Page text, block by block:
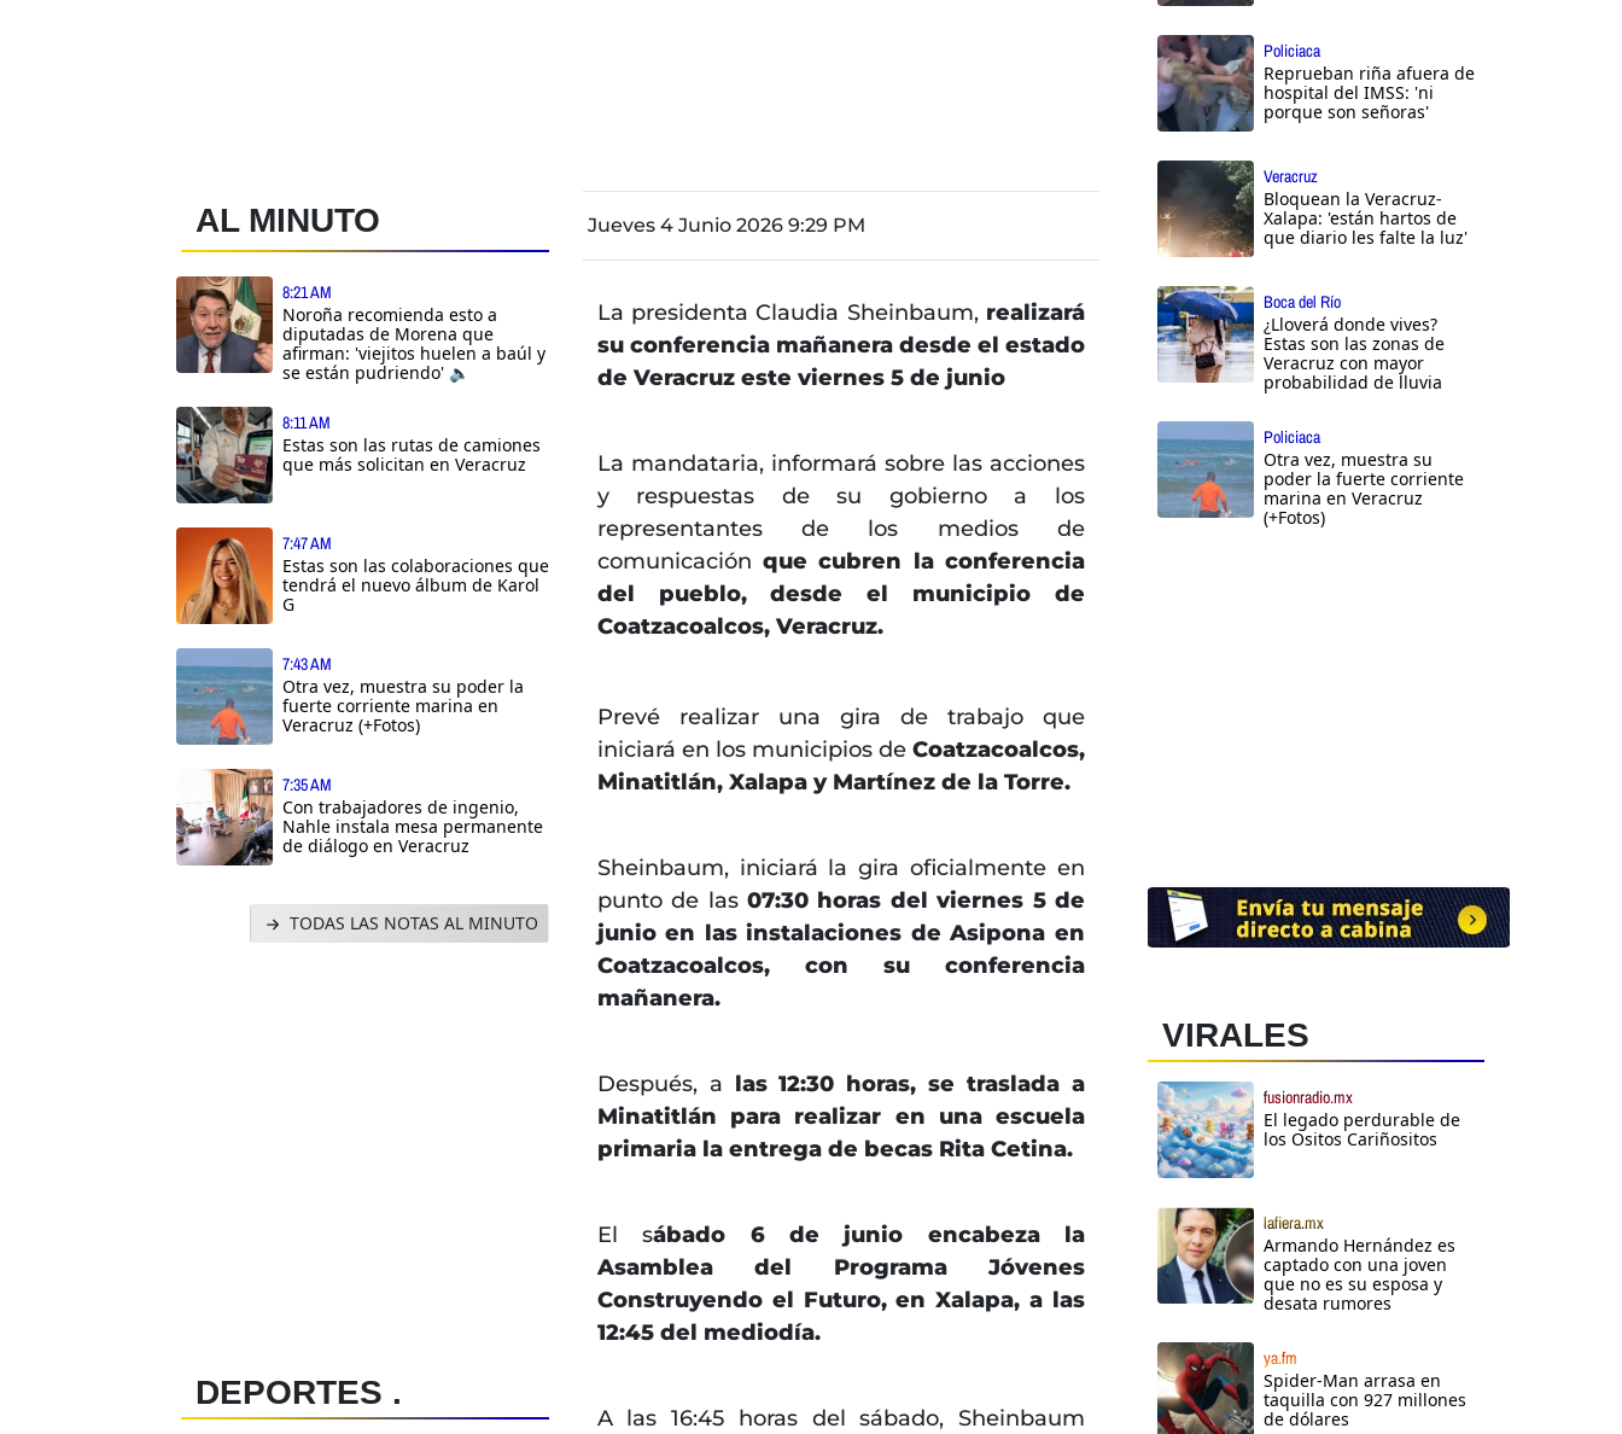
AL MINUTO
8:21 AM
Noroña recomienda esto a
diputadas de Morena que
afirman: 'viejitos huelen a baúl y
se están pudriendo' 🔈
8:11 AM
Estas son las rutas de camiones
que más solicitan en Veracruz
7:47 AM
Estas son las colaboraciones que
tendrá el nuevo álbum de Karol
G
7:43 AM
Otra vez, muestra su poder la
fuerte corriente marina en
Veracruz (+Fotos)
7:35 AM
Con trabajadores de ingenio,
Nahle instala mesa permanente
de diálogo en Veracruz
TODAS LAS NOTAS AL MINUTO
DEPORTES .
Jueves 4 Junio 2026 9:29 PM
La presidenta Claudia Sheinbaum, realizará
su conferencia mañanera desde el estado
de Veracruz este viernes 5 de junio
La mandataria, informará sobre las acciones
y respuestas de su gobierno a los
representantes de los medios de
comunicaciónque cubren la conferencia
del pueblo, desde el municipio de
Coatzacoalcos, Veracruz.
Prevé realizar una gira de trabajo que
iniciará en los municipios deCoatzacoalcos,
Minatitlán, Xalapa y Martínez de la Torre.
Sheinbaum, iniciará la gira oficialmente en
punto de las 07:30 horas del viernes 5 de
junio en las instalaciones de Asipona en
Coatzacoalcos, con su conferencia
mañanera.
Después, a las 12:30 horas, se traslada a
Minatitlán para realizar en una escuela
primaria la entrega de becas Rita Cetina.
El sábado 6 de junio encabeza la
Asamblea del Programa Jóvenes
Construyendo el Futuro, en Xalapa, a las
12:45 del mediodía.
A las 16:45 horas del sábado, Sheinbaum
Policiaca
Reprueban riña afuera de
hospital del IMSS: 'ni
porque son señoras'
Veracruz
Bloquean la Veracruz-
Xalapa: 'están hartos de
que diario les falte la luz'
Boca del Río
¿Lloverá donde vives?
Estas son las zonas de
Veracruz con mayor
probabilidad de lluvia
Policiaca
Otra vez, muestra su
poder la fuerte corriente
marina en Veracruz
(+Fotos)
VIRALES
fusionradio.mx
El legado perdurable de
los Ositos Cariñositos
lafiera.mx
Armando Hernández es
captado con una joven
que no es su esposa y
desata rumores
ya.fm
Spider-Man arrasa en
taquilla con 927 millones
de dólares